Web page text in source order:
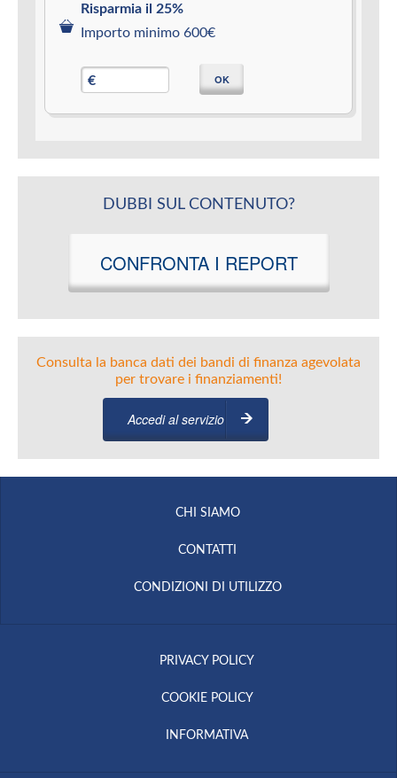
Risparmia il 25%
Importo minimo 600€
€ OK
DUBBI SUL CONTENUTO?
CONFRONTA I REPORT
Consulta la banca dati dei bandi di finanza agevolata
per trovare i finanziamenti!
Accedi al servizio
CHI SIAMO
CONTATTI
CONDIZIONI DI UTILIZZO
PRIVACY POLICY
COOKIE POLICY
INFORMATIVA